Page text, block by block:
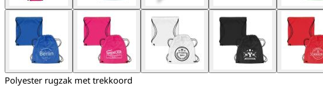
Polyester rugzak met trekkoord